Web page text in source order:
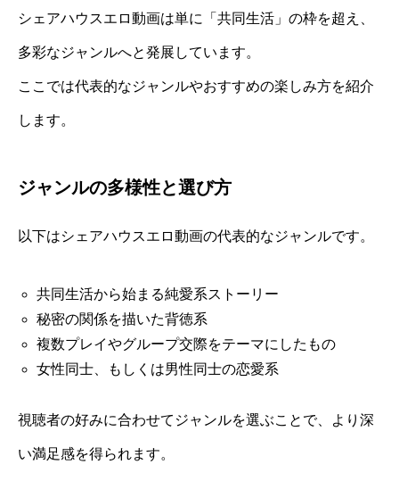
シェアハウスエロ動画は単に「共同生活」の枠を超え、
多彩なジャンルへと発展しています。
ここでは代表的なジャンルやおすすめの楽しみ方を紹介
します。
ジャンルの多様性と選び方
以下はシェアハウスエロ動画の代表的なジャンルです。
共同生活から始まる純愛系ストーリー
秘密の関係を描いた背徳系
複数プレイやグループ交際をテーマにしたもの
女性同士、もしくは男性同士の恋愛系
視聴者の好みに合わせてジャンルを選ぶことで、より深
い満足感を得られます。